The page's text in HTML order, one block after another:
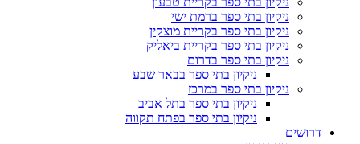
ניקיון בתי ספר ברמת ישי
ניקיון בתי ספר בקריית מוצקין
ניקיון בתי ספר בקריית ביאליק
ניקיון בתי ספר בדרום
ניקיון בתי ספר בבאר שבע
ניקיון בתי ספר במרכז
ניקיון בתי ספר בתל אביב
ניקיון בתי ספר בפתח תקווה
דרושים